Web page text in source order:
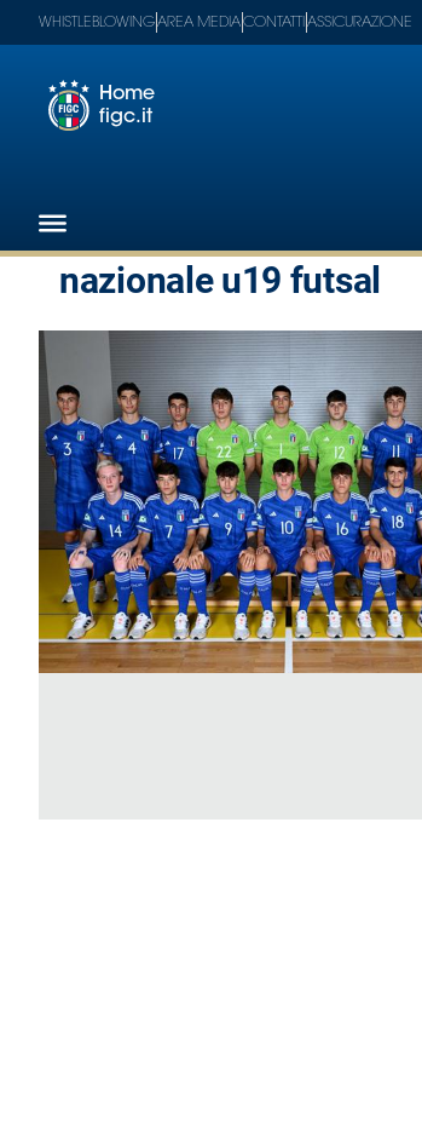
Federazione
Nazionali
Tecnici
Paralimpico
Serie
Women
Serie
Femminile
Museo
del
Calcio
WHISTLEBLOWINGAREA MEDIACONTATTI ASSICURAZIONE
Home
figc.it
nazionale u19 futsal